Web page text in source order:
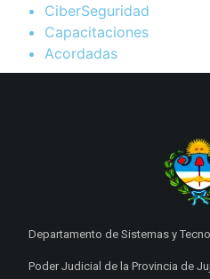
CiberSeguridad
Capacitaciones
Acordadas
Departamento de Sistemas y
Poder Judicial de la Provincia de